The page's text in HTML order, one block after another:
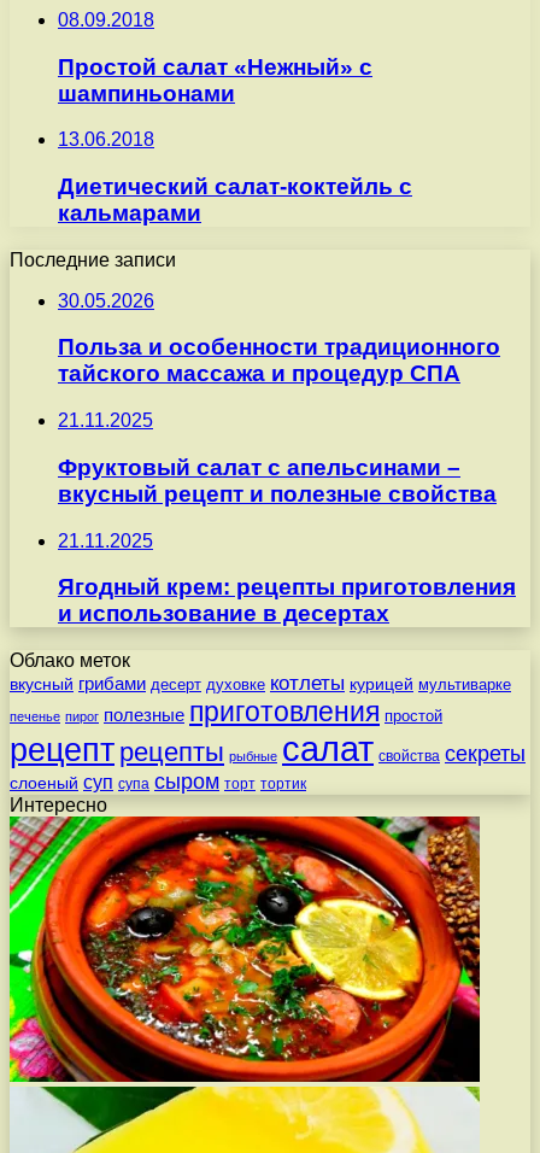
08.09.2018
Простой салат «Нежный» с
шампиньонами
13.06.2018
Диетический салат-коктейль с
кальмарами
Последние записи
30.05.2026
Польза и особенности традиционного
тайского массажа и процедур СПА
21.11.2025
Фруктовый салат с апельсинами –
вкусный рецепт и полезные свойства
21.11.2025
Ягодный крем: рецепты приготовления
и использование в десертах
Облако меток
вкусный грибами десерт духовке котлеты курицей мультиварке
печенье пирог полезные приготовления простой
рецепт рецепты рыбные салат свойства секреты
слоеный суп супа сыром торт тортик
Интересно